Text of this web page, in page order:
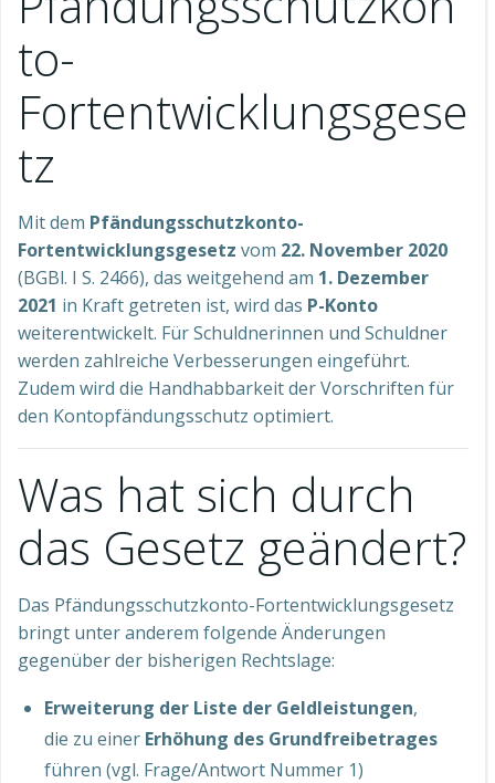
to-
Fortentwicklungsgese
tz
Mit dem Pfändungsschutzkonto-
Fortentwicklungsgesetz vom 22. November 2020
(BGBl. I S. 2466), das weitgehend am 1. Dezember
2021 in Kraft getreten ist, wird das P-Konto
weiterentwickelt. Für Schuldnerinnen und Schuldner
werden zahlreiche Verbesserungen eingeführt.
Zudem wird die Handhabbarkeit der Vorschriften für
den Kontopfändungsschutz optimiert.
Was hat sich durch
das Gesetz geändert?
Das Pfändungsschutzkonto-Fortentwicklungsgesetz
bringt unter anderem folgende Änderungen
gegenüber der bisherigen Rechtslage:
Erweiterung der Liste der Geldleistungen,
die zu einer Erhöhung des Grundfreibetrages
führen (vgl. Frage/Antwort Nummer 1)